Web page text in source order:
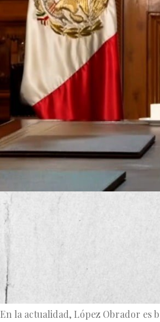
Por Alfonso García Sevilla
Vale reflexionar acerca del papel
transformar y que desde el
presidente continuará con la
siervos. En México el poder absoluto
En la actualidad, López Obrador es